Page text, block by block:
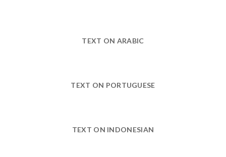
TEXT ON ARABIC
TEXT ON PORTUGUESE
TEXT ON INDONESIAN